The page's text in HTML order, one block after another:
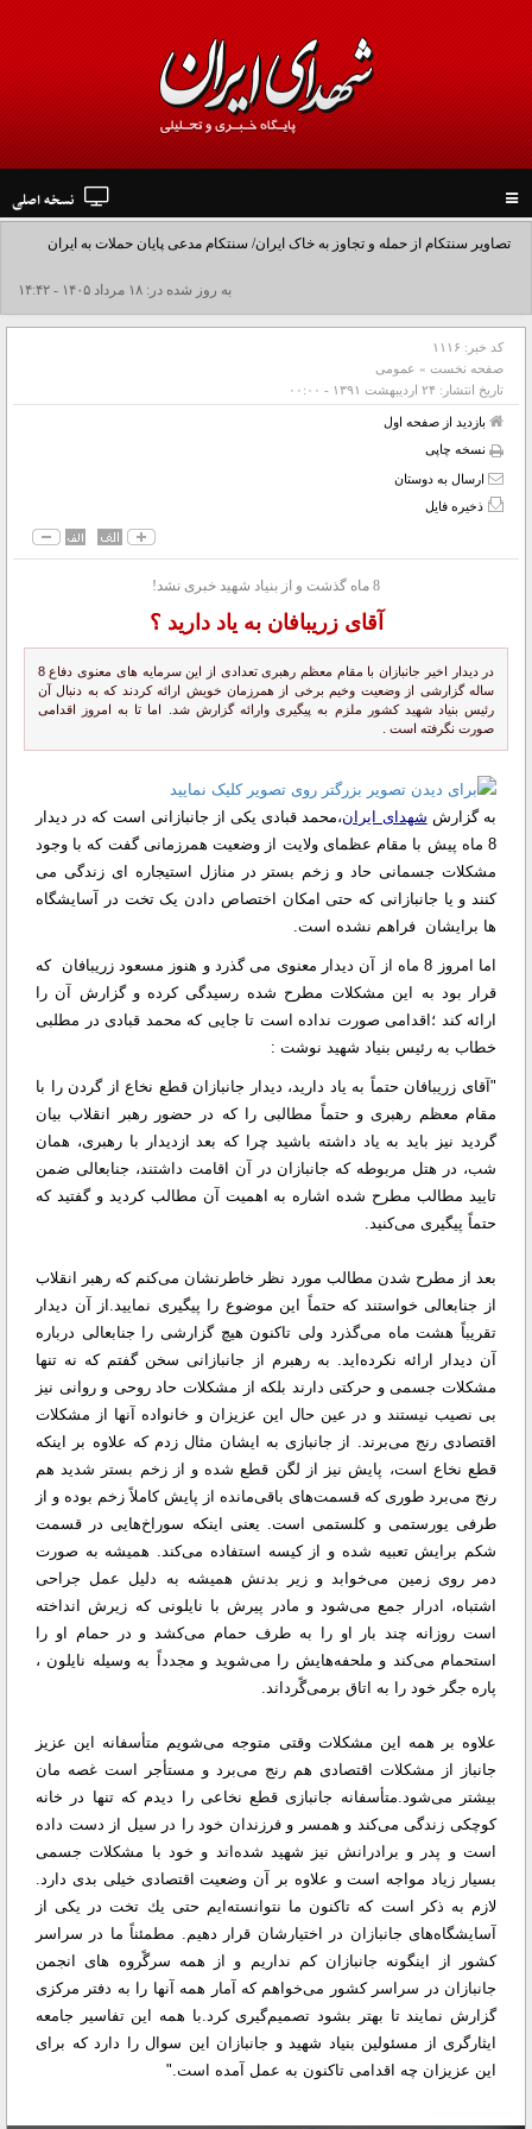
navigation
نسخه اصلی
تصاویر سنتکام از حمله و تجاوز به خاک ایران/ سنتکام مدعی پایان حملات به ایران
شد+فیلم به روز شده در: ۱۸ مرداد ۱۴۰۵ - ۱۴:۴۲
کد خبر: ۱۱۱۶
صفحه نخست » عمومی
تاریخ انتشار: ۲۴ ارديبهشت ۱۳۹۱ - ۰۰:۰۰
بازدید از صفحه اول
نسخه چاپی
ارسال به دوستان
ذخیره فایل
8 ماه گذشت و از بنیاد شهید خبری نشد!
آقای زریبافان به یاد دارید ؟
در دیدار اخیر جانبازان با مقام معظم رهبری تعدادی از این سرمایه های معنوی دفاع 8
ساله گزارشی از وضعیت وخیم برخی از همرزمان خویش ارائه کردند که به دنبال آن
رئیس بنیاد شهید کشور ملزم به پیگیری وارائه گزارش شد. اما تا به امروز اقدامی
صورت نگرفته است .
به گزارش شهدای ایران،‌محمد قبادی یکی از جانبازانی است که در دیدار
8 ماه پیش با مقام عظمای ولایت از وضعیت همرزمانی گفت که با وجود
مشکلات جسمانی حاد و زخم بستر در منازل استیجاره ای زندگی می
کنند و یا جانبازانی که حتی امکان اختصاص دادن یک تخت در آسایشگاه
ها برایشان فراهم نشده است.
اما امروز 8 ماه از آن دیدار معنوی می گذرد و هنوز مسعود زریبافان که
قرار بود به این مشکلات مطرح شده رسیدگی کرده و گزارش آن را
ارائه کند ؛‌اقدامی صورت نداده است تا جایی که محمد قبادی در مطلبی
خطاب به رئیس بنیاد شهید نوشت :‌
"آقاى زریبافان حتماً به یاد دارید، دیدار جانبازان قطع نخاع از گردن را با
مقام معظم رهبرى و حتماً مطالبى را كه در حضور رهبر انقلاب بیان
گردید نیز باید به یاد داشته باشید چرا كه بعد ازدیدار با رهبرى، همان
شب، در هتل مربوطه كه جانبازان در آن اقامت داشتند، جنابعالى ضمن
تایید مطالب مطرح شده اشاره به اهمیت آن مطالب كردید و گفتید كه
حتماً پیگیرى می‌كنید.
بعد از مطرح شدن مطالب مورد نظر خاطرنشان می‌كنم كه رهبر انقلاب
از جنابعالى خواستند كه حتماً این موضوع را پیگیرى نمایید.از آن دیدار
تقریباً هشت ماه می‌گذرد ولى تاكنون هیچ گزارشى را جنابعالى درباره
آن دیدار ارائه نكرده‌اید. به رهبرم از جانبازانى سخن گفتم كه نه تنها
مشكلات جسمى و حركتى دارند بلكه از مشكلات حاد روحى و روانى نیز
بى نصیب نیستند و در عین حال این عزیزان و خانواده آنها از مشكلات
اقتصادى رنج مى‌برند. از جانبازى به ایشان مثال زدم كه علاوه بر اینكه
قطع نخاع است، پایش نیز از لگن قطع شده و از زخم بستر شدید هم
رنج می‌برد طورى كه قسمت‌هاى باقی‌مانده از پایش كاملاً زخم بوده و از
طرفى یورستمى و كلستمى است. یعنى اینكه سوراخ‌هایى در قسمت
شكم برایش تعبیه شده و از كیسه استفاده می‌كند. همیشه به صورت
دمر روى زمین می‌خوابد و زیر بدنش همیشه به دلیل عمل جراحى
اشتباه، ادرار جمع می‌شود و مادر پیرش با نایلونى كه زیرش انداخته
است روزانه چند بار او را به طرف حمام می‌كشد و در حمام او را
استحمام می‌كند و ملحفه‌هایش را می‌شوید و مجدداً به وسیله نایلون ،
پاره جگر خود را به اتاق برمی‌گًرداند.
علاوه بر همه این مشكلات وقتى متوجه می‌شویم متأسفانه این عزیز
جانباز از مشكلات اقتصادى هم رنج می‌برد و مستأجر است غصه مان
بیشتر می‌شود.متأسفانه جانبازى قطع نخاعى را دیدم كه تنها در خانه
كوچكى زندگى می‌كند و همسر و فرزندان خود را در سیل از دست داده
است و پدر و برادرانش نیز شهید شده‌اند و خود با مشكلات جسمى
بسیار زیاد مواجه است و علاوه بر آن وضعیت اقتصادى خیلى بدى دارد.
لازم به ذكر است كه تاكنون ما نتوانسته‌ایم حتى یك تخت در یكى از
آسایشگاه‌هاى جانبازان در اختیارشان قرار دهیم. مطمئناً ما در سراسر
كشور از اینگونه جانبازان كم نداریم و از همه سرگًروه هاى انجمن
جانبازان در سراسر كشور می‌خواهم كه آمار همه آنها را به دفتر مركزى
گزارش نمایند تا بهتر بشود تصمیم‌گیرى كرد.با همه این تفاسیر جامعه
ایثارگرى از مسئولین بنیاد شهید و جانبازان این سوال را دارد كه برای
این عزیزان چه اقدامى تاكنون به عمل آمده است."